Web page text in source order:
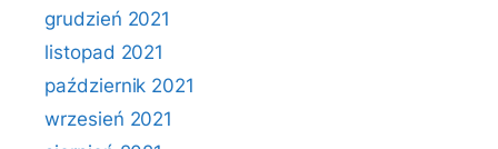
grudzień 2021
listopad 2021
październik 2021
wrzesień 2021